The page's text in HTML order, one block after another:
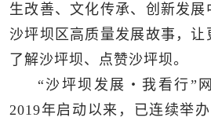
生改善、文化传承、创新发
沙坪坝区高质量发展故事，让
了解沙坪坝、点赞沙坪坝。
“沙坪坝发展・我看行”
2019年启动以来，已连续举